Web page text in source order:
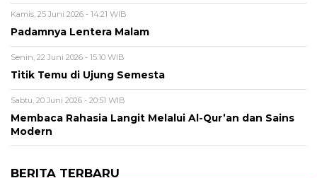
Kamis, 25 Juni 2026 - 14:21 WIB
Padamnya Lentera Malam
Senin, 22 Juni 2026 - 15:10 WIB
Titik Temu di Ujung Semesta
Sabtu, 20 Juni 2026 - 20:51 WIB
Membaca Rahasia Langit Melalui Al-Qur’an dan Sains
Modern
BERITA TERBARU